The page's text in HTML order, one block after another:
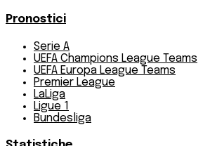
Pronostici
Serie A
UEFA Champions League Teams
UEFA Europa League Teams
Premier League
LaLiga
Ligue 1
Bundesliga